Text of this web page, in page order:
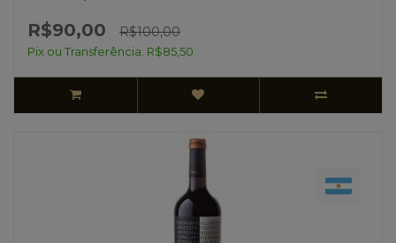
R$90,00 R$100,00
Pix ou Transferência: R$85,50